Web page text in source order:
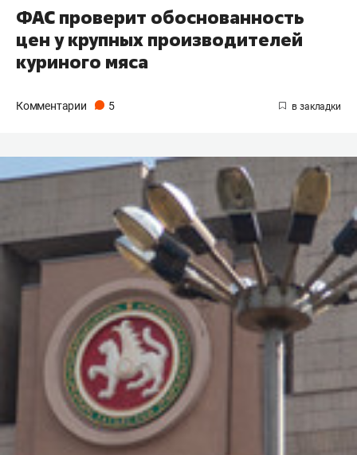
ФАС проверит обоснованность
цен у крупных производителей
куриного мяса
Комментарии 5